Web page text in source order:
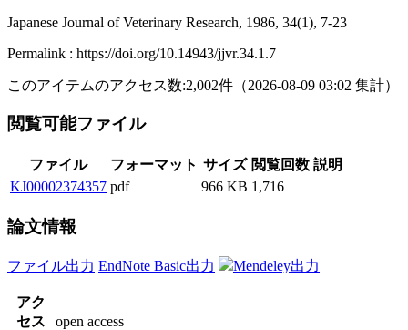
Japanese Journal of Veterinary Research, 1986, 34(1), 7-23
Permalink : https://doi.org/10.14943/jjvr.34.1.7
このアイテムのアクセス数:2,002件 （2026-08-09 03:02 集計）
閲覧可能ファイル
ファイル フォーマット サイズ 閲覧回数 説明
KJ00002374357 pdf 966 KB 1,716
論文情報
ファイル出力 EndNote Basic出力 Mendeley出力
アク
セス
open access